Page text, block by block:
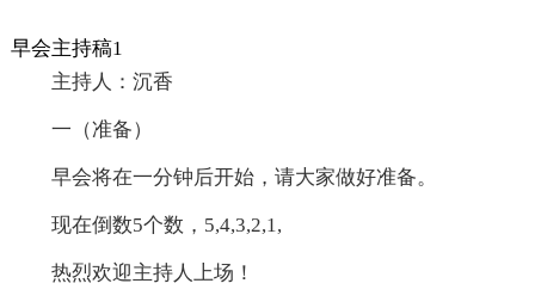
早会主持稿1
主持人：沉香
一（准备）
早会将在一分钟后开始，请大家做好准备。
现在倒数5个数，5,4,3,2,1,
热烈欢迎主持人上场！